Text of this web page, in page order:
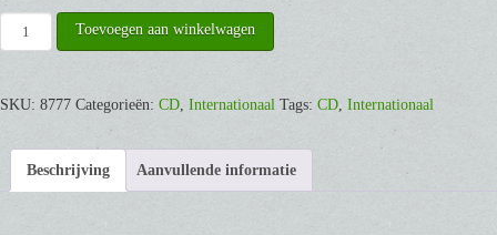
Gojim
Moskou-
[CD]
aantal
Toevoegen aan winkelwagen
SKU: 8777 Categorieën: CD Internationaal Tags: CD Internationaal
Beschrijving Aanvullende informatie